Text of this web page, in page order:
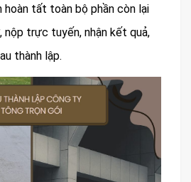
hoàn tất toàn bộ phần còn lại
nộp trực tuyến, nhận kết quả,
thành lập.